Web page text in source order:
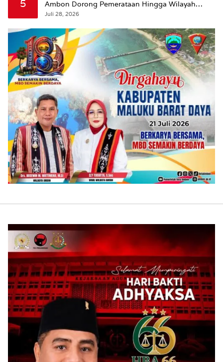
5
Ambon Dorong Pemerataan Hingga Wilayah
Leitimur Selatan
Juli 28, 2026